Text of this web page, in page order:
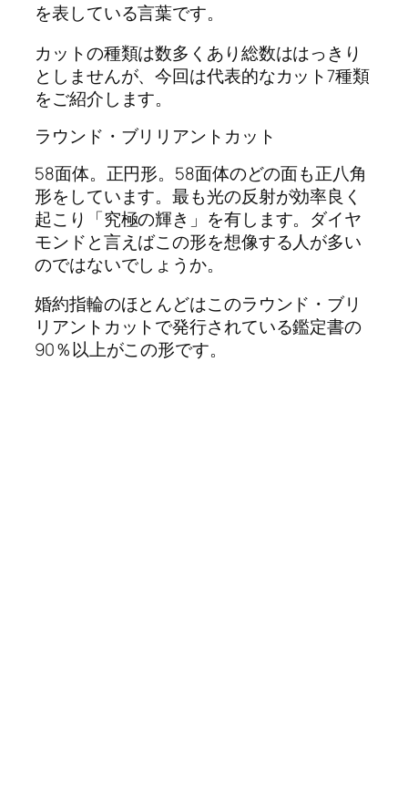
を表している言葉です。
カットの種類は数多くあり総数ははっきり
としませんが、今回は代表的なカット7種類
をご紹介します。
ラウンド・ブリリアントカット
58面体。正円形。58面体のどの面も正八角
形をしています。最も光の反射が効率良く
起こり「究極の輝き」を有します。ダイヤ
モンドと言えばこの形を想像する人が多い
のではないでしょうか。
婚約指輪のほとんどはこのラウンド・ブリ
リアントカットで発行されている鑑定書の
90％以上がこの形です。